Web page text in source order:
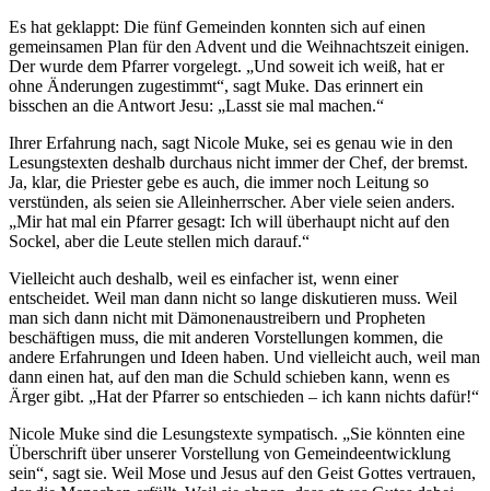
Es hat geklappt: Die fünf Gemeinden konnten sich auf einen
gemeinsamen Plan für den Advent und die Weihnachtszeit einigen.
Der wurde dem Pfarrer vorgelegt. „Und soweit ich weiß, hat er
ohne Änderungen zugestimmt“, sagt Muke. Das erinnert ein
bisschen an die Antwort Jesu: „Lasst sie mal machen.“
Ihrer Erfahrung nach, sagt Nicole Muke, sei es genau wie in den
Lesungstexten deshalb durchaus nicht immer der Chef, der bremst.
Ja, klar, die Priester gebe es auch, die immer noch Leitung so
verstünden, als seien sie Alleinherrscher. Aber viele seien anders.
„Mir hat mal ein Pfarrer gesagt: Ich will überhaupt nicht auf den
Sockel, aber die Leute stellen mich darauf.“
Vielleicht auch deshalb, weil es einfacher ist, wenn einer
entscheidet. Weil man dann nicht so lange diskutieren muss. Weil
man sich dann nicht mit Dämonenaustreibern und Propheten
beschäftigen muss, die mit anderen Vorstellungen kommen, die
andere Erfahrungen und Ideen haben. Und vielleicht auch, weil man
dann einen hat, auf den man die Schuld schieben kann, wenn es
Ärger gibt. „Hat der Pfarrer so entschieden – ich kann nichts dafür!“
Nicole Muke sind die Lesungstexte sympatisch. „Sie könnten eine
Überschrift über unserer Vorstellung von Gemeindeentwicklung
sein“, sagt sie. Weil Mose und Jesus auf den Geist Gottes vertrauen,